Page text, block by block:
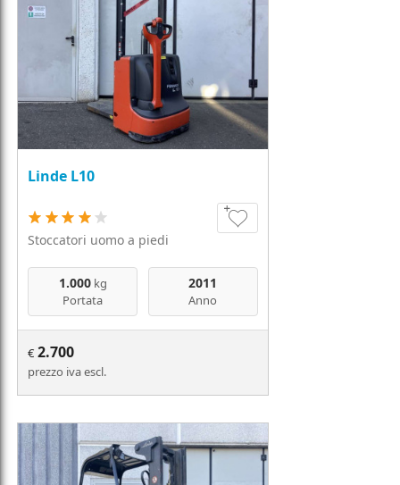
Linde L10
Stoccatori uomo a piedi
1.000kg
Portata
2011
Anno
€ 2.700
prezzo iva escl.